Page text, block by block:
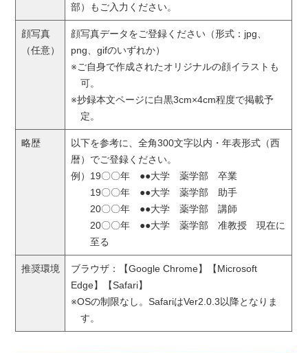
部）もご入力ください。
顔写真
（任意）
顔写真データをご登録ください（形式：jpg、
png、gifのいずれか）
※ご自身で作成されたオリジナルの顔イラストも
可。
※抄録本文ページに白黒3cm×4cm程度で掲載予
定。
略歴
以下を参考に、全角300文字以内・年表形式（西
暦）でご登録ください。
例） 19〇〇年 ●●大学 薬学部 卒業
19〇〇年 ●●大学 薬学部 助手
20〇〇年 ●●大学 薬学部 講師
20〇〇年 ●●大学 薬学部 准教授 現在に
至る
推奨環境
ブラウザ：【Google Chrome】【Microsoft
Edge】【Safari】
※OSの制限なし。SafariはVer2.0.3以降となりま
す。